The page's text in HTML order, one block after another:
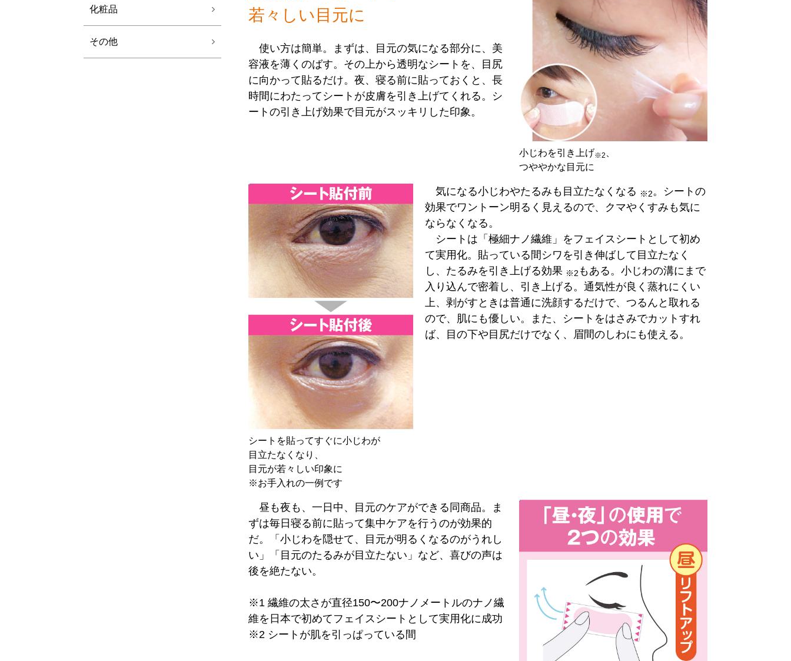
化粧品
その他
若々しい目元に
使い方は簡単。まずは、目元の気になる部分に、美
容液を薄くのばす。その上から透明なシートを、目尻
に向かって貼るだけ。夜、寝る前に貼っておくと、長
時間にわたってシートが皮膚を引き上げてくれる。シ
ートの引き上げ効果で目元がスッキリした印象。
小じわを引き上げ※2
つややかな目元に
気になる小じわやたるみも目立たなくなる ※2。シートの
効果でワントーン明るく見えるので、クマやくすみも気に
ならなくなる。
シートは「極細ナノ繊維」をフェイスシートとして初め
て実用化。貼っている間シワを引き伸ばして目立たなく
し、たるみを引き上げる効果 ※2 もある。小じわの溝にまで
入り込んで密着し、引き上げる。通気性が良く蒸れにくい
上、剥がすときは普通に洗顔するだけで、つるんと取れる
ので、肌にも優しい。また、シートをはさみでカットすれ
ば、目の下や目尻だけでなく、眉間のしわにも使える。
シートを貼ってすぐに小じわが
目立たなくなり、
目元が若々しい印象に
※お手入れの一例です
昼も夜も、一日中、目元のケアができる同商品。ま
ずは毎日寝る前に貼って集中ケアを行うのが効果的
だ。「小じわを隠せて、目元が明るくなるのがうれし
い」「目元のたるみが目立たない」など、喜びの声は
後を絶たない。
※1 繊維の太さが直径150〜200ナノメートルのナノ繊
維を日本で初めてフェイスシートとして実用化に成功
※2 シートが肌を引っぱっている間